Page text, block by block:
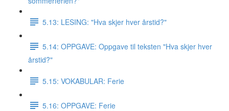
5.13: LESING: "Hva skjer hver årstid?"
5.14: OPPGAVE: Oppgave til teksten "Hva skjer hver
årstid?"
5.15: VOKABULAR: Ferie
5.16: OPPGAVE: Ferie